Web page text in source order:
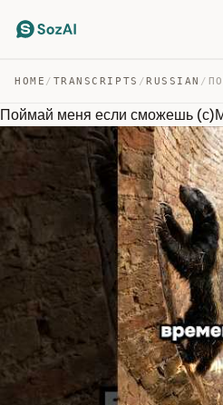
HOME / TRANSCRIPTS /RUSSIAN /
Поймай меня если сможешь